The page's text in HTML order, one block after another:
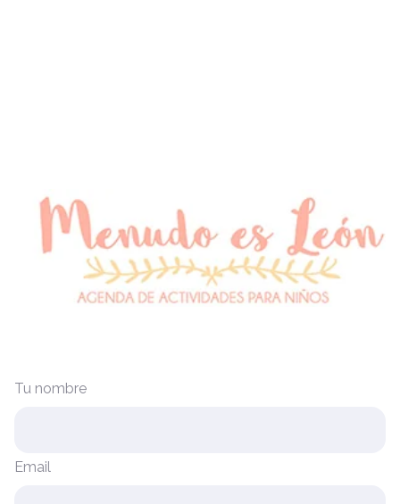
Tu nombre
Email